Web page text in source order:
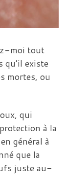
moi tout
qu’il existe
mortes, ou
qui
à la
général à
que la
juste au-